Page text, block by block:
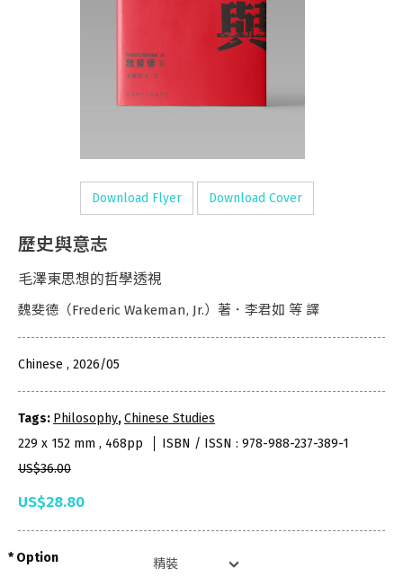
Download Flyer Download Cover
歷史與意志
毛澤東思想的哲學透視
魏斐德（Frederic Wakeman, Jr.）著．李君如 等 譯
Chinese , 2026/05
Tags: Philosophy,Chinese Studies
229 x 152 mm , 468pp
ISBN / ISSN : 978-988-237-389-1
US$36.00
US$28.80
Option